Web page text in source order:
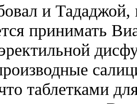
и Тададжой,
принимать
таблетками